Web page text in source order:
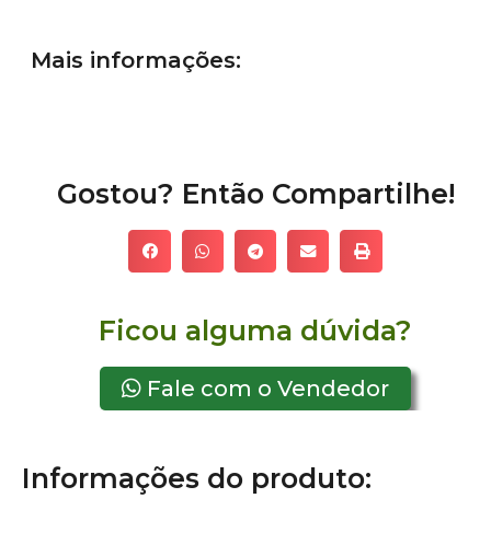
Mais informações:
Gostou? Então Compartilhe!
Ficou alguma dúvida?
Fale com o Vendedor
Informações do produto: